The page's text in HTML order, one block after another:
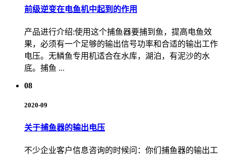
前级逆变在电鱼机中起到的作用
产品进行介绍:使用这个捕鱼器要捕到鱼，提高电鱼效
果，必须有一个足够的输出信号功率和合适的输出工作
电压。无鳞鱼专用机适合在水库，湖泊，有泥沙的水
底。捕鱼 ...
08
2020-09
关于捕鱼器的输出电压
不少企业客户信息咨询的时候问：你们捕鱼器的输出工